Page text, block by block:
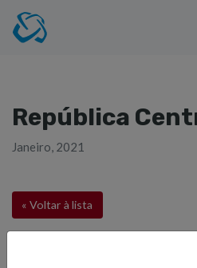
República
Janeiro, 2021
« Voltar à lista